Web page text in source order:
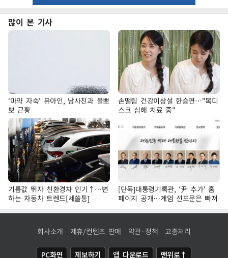
많이 본 기사
'마약 자숙' 유아인, 남사친과 볼뽀
뽀 근황
손떨림 건강이상설 한승연…"목디
스크 심해 치료 중"
기름값 뛰자 친환경차 인기↑…변
하는 자동차 트렌드[세쓸통]
[단독]대통령기록관, '尹 추가' 홈
페이지 공개…계엄 선포문은 빠져
회사소개 제휴/컨텐츠 판매 약관·정책 고충처리
PC화면 제보하기 앱 다운로드 맨위로↑